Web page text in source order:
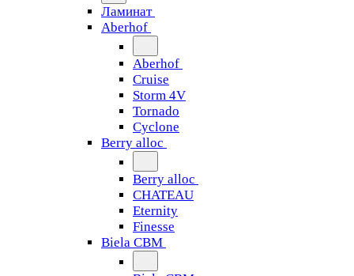
Ламинат
Aberhof
Aberhof
Cruise
Storm 4V
Tornado
Сyclone
Berry alloc
Berry alloc
CHATEAU
Eternity
Finesse
Biela CBM